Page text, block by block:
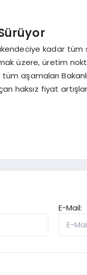
kadar
üzere, üretim
aşamaları
haksız fiyat
E-Mail: